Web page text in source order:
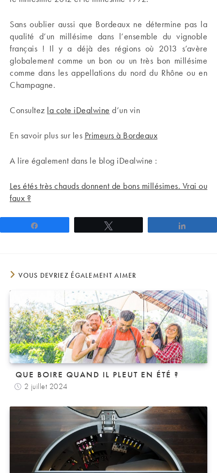
Sans oublier aussi que Bordeaux ne détermine pas la
qualité d’un millésime dans l’ensemble du vignoble
français ! Il y a déjà des régions où 2013 s’avère
globalement comme un bon ou un très bon millésime
comme dans les appellations du nord du Rhône ou en
Champagne.
Consultez la cote iDealwine d’un vin
En savoir plus sur les Primeurs à Bordeaux
A lire également dans le blog iDealwine :
Les étés très chauds donnent de bons millésimes. Vrai ou
faux ?
VOUS DEVRIEZ ÉGALEMENT AIMER
QUE BOIRE QUAND IL PLEUT EN ÉTÉ ?
2 juillet 2024